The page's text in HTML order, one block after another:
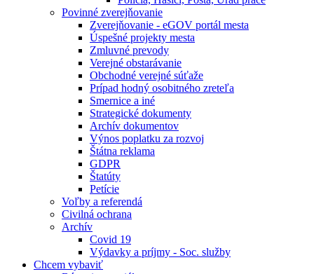
Povinné zverejňovanie
Zverejňovanie - eGOV portál mesta
Úspešné projekty mesta
Zmluvné prevody
Verejné obstarávanie
Obchodné verejné súťaže
Prípad hodný osobitného zreteľa
Smernice a iné
Strategické dokumenty
Archív dokumentov
Výnos poplatku za rozvoj
Štátna reklama
GDPR
Štatúty
Petície
Voľby a referendá
Civilná ochrana
Archív
Covid 19
Výdavky a príjmy - Soc. služby
Chcem vybaviť